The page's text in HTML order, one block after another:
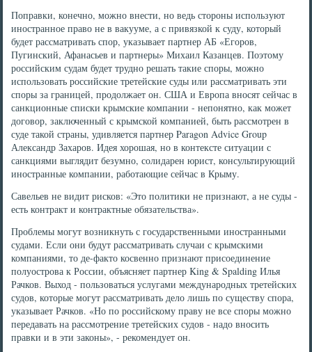
Поправки, конечно, можно внести, но ведь стороны используют
иностранное право не в вакууме, а с привязкой к суду, который
будет рассматривать спор, указывает партнер АБ «Егоров,
Пугинский, Афанасьев и партнеры» Михаил Казанцев. Поэтому
российским судам будет трудно решать такие споры, можно
использовать российские третейские суды или рассматривать эти
споры за границей, продолжает он. США и Европа вносят сейчас в
санкционные списки крымские компании - непонятно, как может
договор, заключенный с крымской компанией, быть рассмотрен в
суде такой страны, удивляется партнер Paragon Advice Group
Александр Захаров. Идея хорошая, но в контексте ситуации с
санкциями выглядит безумно, солидарен юрист, консультирующий
иностранные компании, работающие сейчас в Крыму.
Савельев не видит рисков: «Это политики не признают, а не суды -
есть контракт и контрактные обязательства».
Проблемы могут возникнуть с государственными иностранными
судами. Если они будут рассматривать случаи с крымскими
компаниями, то де-факто косвенно признают присоединение
полуострова к России, объясняет партнер King & Spal­ding Илья
Рачков. Выход - пользоваться услугами международных третейских
судов, которые могут рассматривать дело лишь по существу спора,
указывает Рачков. «Но по российскому праву не все споры можно
передавать на рассмотрение третейских судов - надо вносить
правки и в эти законы», - рекомендует он.